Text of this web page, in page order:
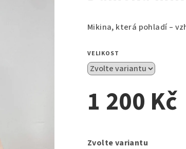
Mikina, která pohladí –
VELIKOST
1 200 Kč
cena:
Zvolte variantu